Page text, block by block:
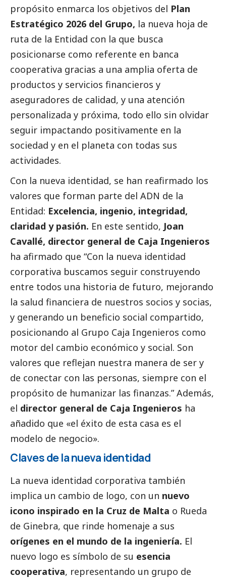
propósito enmarca los objetivos del Plan
Estratégico 2026 del Grupo, la nueva hoja de
ruta de la Entidad con la que busca
posicionarse como referente en banca
cooperativa gracias a una amplia oferta de
productos y servicios financieros y
aseguradores de calidad, y una atención
personalizada y próxima, todo ello sin olvidar
seguir impactando positivamente en la
sociedad y en el planeta con todas sus
actividades.
Con la nueva identidad, se han reafirmado los
valores que forman parte del ADN de la
Entidad: Excelencia, ingenio, integridad,
claridad y pasión. En este sentido, Joan
Cavallé, director general de Caja Ingenieros
ha afirmado que “Con la nueva identidad
corporativa buscamos seguir construyendo
entre todos una historia de futuro, mejorando
la salud financiera de nuestros socios y socias,
y generando un beneficio social compartido,
posicionando al Grupo Caja Ingenieros como
motor del cambio económico y social. Son
valores que reflejan nuestra manera de ser y
de conectar con las personas, siempre con el
propósito de humanizar las finanzas.” Además,
el director general de Caja Ingenieros ha
añadido que «el éxito de esta casa es el
modelo de negocio».
Claves de la nueva identidad
La nueva identidad corporativa también
implica un cambio de logo, con un nuevo
icono inspirado en la Cruz de Malta o Rueda
de Ginebra, que rinde homenaje a sus
orígenes en el mundo de la ingeniería. El
nuevo logo es símbolo de su esencia
cooperativa, representando un grupo de